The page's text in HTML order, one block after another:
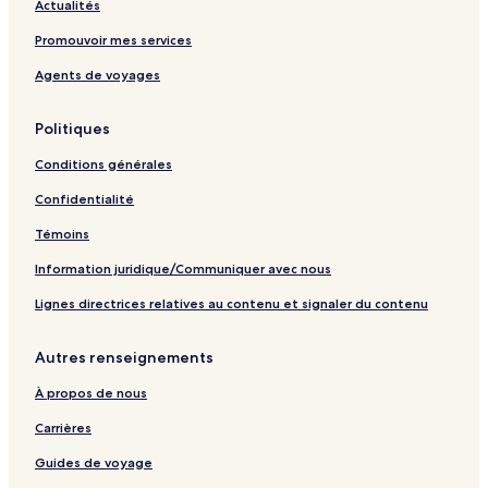
San Francisco – Auberges de jeunesse
San Francisco – Appartements
San Francisco – Motels
San Francisco – Hôtels 3 étoiles
San Francisco – Hôtels 5 étoiles
Hôtels pour les familles – San Francisco
San Francisco – Hôtels
Pismo Beach – Motels
Long Beach – Motels
Santa Ana – Hôtels
Santa Cruz – Motels
Hanford – Hôtels
Mammoth Lakes – Chalets rustiques
Actualités
Promouvoir mes services
Agents de voyages
Politiques
Conditions générales
Confidentialité
Témoins
Information juridique/Communiquer avec nous
Lignes directrices relatives au contenu et signaler du contenu
Autres renseignements
À propos de nous
Carrières
Guides de voyage